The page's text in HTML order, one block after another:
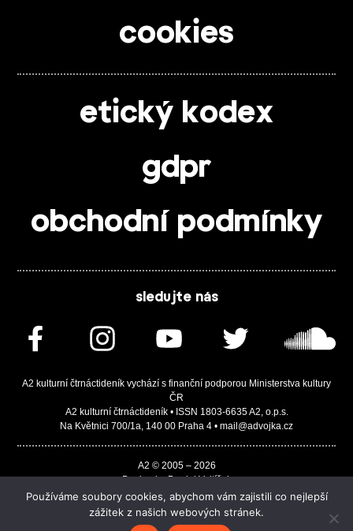
cookies
etický kodex
gdpr
obchodní podmínky
sledujte nás
A2 kulturní čtrnáctideník vychází s finanční podporou Ministerstva kultury
ČR
A2 kulturní čtrnáctideník • ISSN 1803-6635 A2, o.p.s.
Na Květnici 700/1a, 140 00 Praha 4 • mail@advojka.cz
A2 © 2005 – 2026
Design by Daniel Vojtíšek
Built by JASA-IT & ChSoft
Používáme soubory cookies, abychom vám zajistili co nejlepší
zážitek z našich webových stránek.